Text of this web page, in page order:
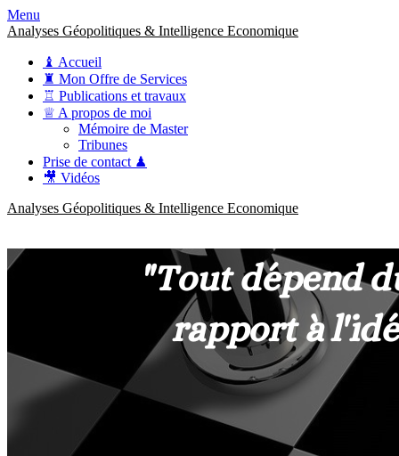
Menu
Analyses Géopolitiques & Intelligence Economique
♝ Accueil
♜ Mon Offre de Services
♖ Publications et travaux
♕ A propos de moi
Mémoire de Master
Tribunes
Prise de contact ♟
🎥 Vidéos
Analyses Géopolitiques & Intelligence Economique